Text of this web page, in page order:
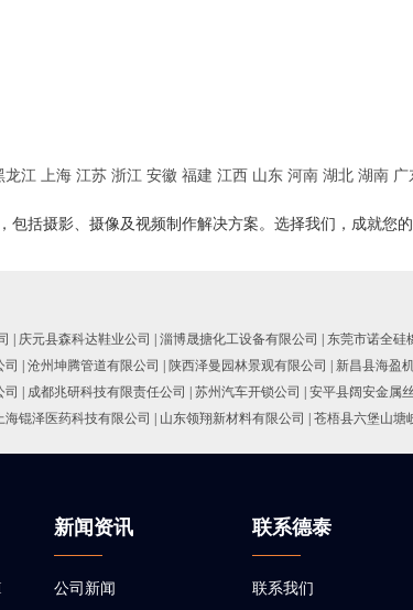
龙江 上海 江苏 浙江 安徽 福建 江西 山东 河南 湖北 湖南 广
包括摄影、摄像及视频制作解决方案。选择我们，成就您
庆元县森科达鞋业公司 淄博晟搪化工设备有限公司 东莞市诺全硅
司 沧州坤腾管道有限公司 陕西泽曼园林景观有限公司 新昌县海盈
司 成都兆研科技有限责任公司 苏州汽车开锁公司 安平县阔安金属
海锟泽医药科技有限公司 山东领翔新材料有限公司 苍梧县六堡山塘
新闻资讯
公司新闻
联系德泰
联系我们